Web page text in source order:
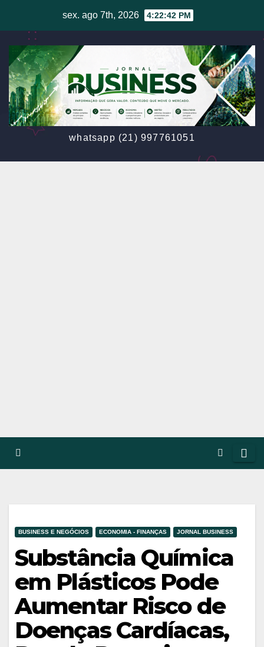
content
sex. ago 7th, 2026 4:22:44 PM
whatsapp (21) 997761051
BUSINESS E NEGÓCIOS ECONOMIA - FINANÇAS JORNAL BUSINESS
Substância Química
em Plásticos Pode
Aumentar Risco de
Doenças Cardíacas,